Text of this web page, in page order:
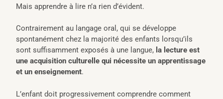
Mais apprendre à lire n’a rien d’évident.
Contrairement au langage oral, qui se développe
spontanément chez la majorité des enfants lorsqu’ils
sont suffisamment exposés à une langue, la lecture est
une acquisition culturelle qui nécessite un apprentissage
et un enseignement.
L’enfant doit progressivement comprendre comment